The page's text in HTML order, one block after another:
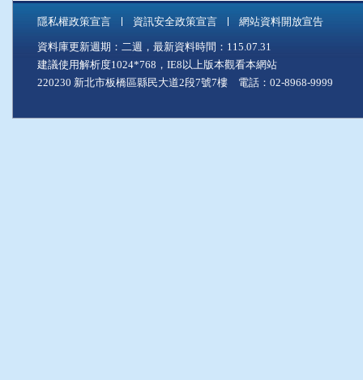
隱私權政策宣言 資訊安全政策宣言 網站資料開放宣告
資料庫更新週期：二週，最新資料時間：115.07.31
建議使用解析度1024*768，IE8以上版本觀看本網站
220230 新北市板橋區縣民大道2段7號7樓 電話：02-8968-9999